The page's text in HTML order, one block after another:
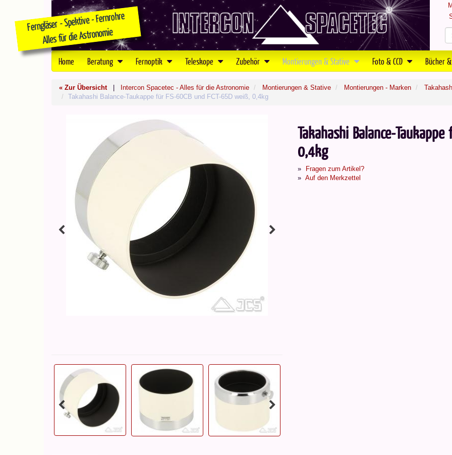
Home Beratung Fernoptik Teleskope Zubehör Montierungen & Stative Foto & CCD Bücher
« Zur Übersicht| Intercon Spacetec - Alles für die Astronomie Montierungen & Stative Montierungen - Marken
Takahashi Balance-Taukappe für FS-60CB und FCT-65D weiß, 0,4kg
Takahashi Balance-
0,4kg
Fragen zum Artikel?
Auf den Merkzettel